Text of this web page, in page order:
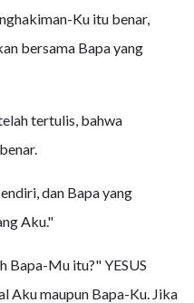
Ku itu benar,
bersama Bapa yang
tertulis, bahwa
dan Bapa yang
Aku."
Bapa-Mu itu?" YESUS
Aku maupun Bapa-Ku. Jika